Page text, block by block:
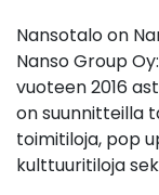
Nansotalo on
Nanso Group
vuoteen 2016
on suunnitteilla
toimitiloja, pop
kulttuuritiloja